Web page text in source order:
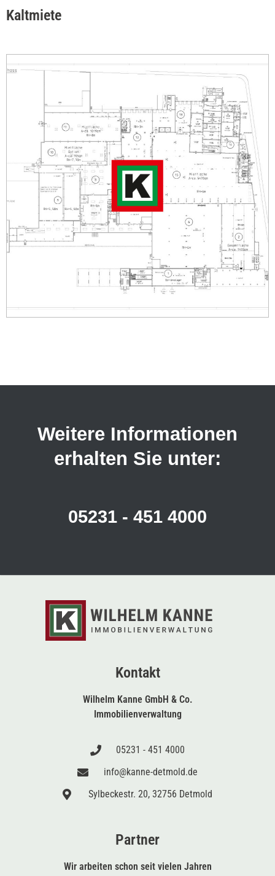
Kaltmiete
Weitere Informationen
erhalten Sie unter:
05231 - 451 4000
Kontakt
Wilhelm Kanne GmbH & Co.
Immobilienverwaltung
05231 - 451 4000
info@kanne-detmold.de
Sylbeckestr. 20, 32756 Detmold
Partner
Wir arbeiten schon seit vielen Jahren